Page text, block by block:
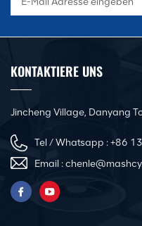
KONTAKTIERE UNS
Jincheng Village, Danyang
Tel / Whatsapp :+86
Email :